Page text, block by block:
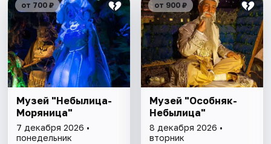
от 700 ₽
Музей "Небылица-
Моряница"
7 декабря 2026 •
понедельник
от 900 ₽
Музей "Особняк-
Небылица"
8 декабря 2026 •
вторник